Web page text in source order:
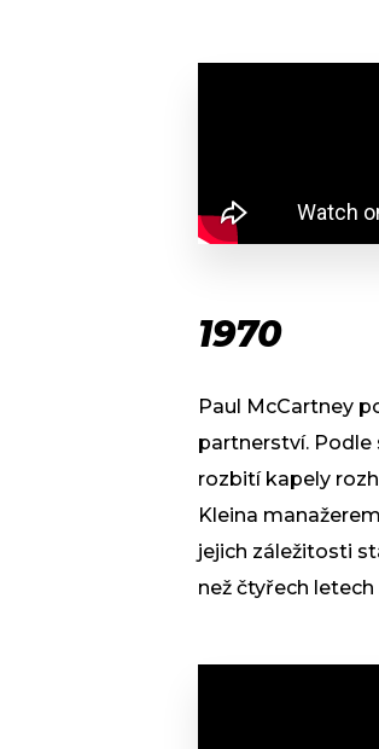
1970
Paul McCartney
partnerství.
rozbití kapely
Kleina
jejich záležitosti
než čtyřech